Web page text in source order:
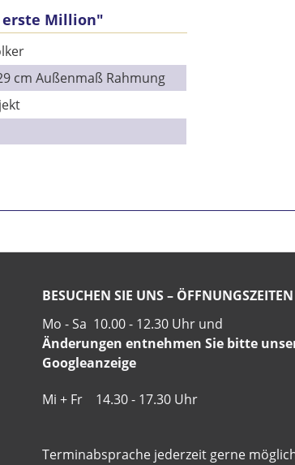
erste Million"
cm Außenmaß Rahmung
BESUCHEN SIE UNS – ÖFFNUNGSZEITEN
Mo - Sa 10.00 - 12.30 Uhr und
Änderungen entnehmen Sie bitte
Googleanzeige
Mi + Fr 14.30 - 17.30
Terminabsprache jederzeit gerne